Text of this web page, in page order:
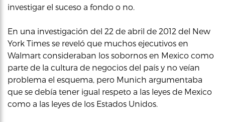
investigar el suceso a fondo o no.
En una investigación del 22 de abril de 2012 del New
York Times se reveló que muchos ejecutivos en
Walmart consideraban los sobornos en Mexico como
parte de la cultura de negocios del país y no veían
problema el esquema, pero Munich argumentaba
que se debía tener igual respeto a las leyes de Mexico
como a las leyes de los Estados Unidos.